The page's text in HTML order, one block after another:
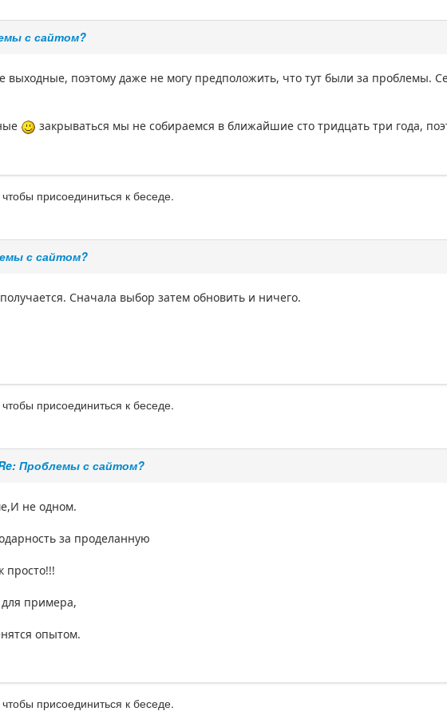
с сайтом?
выходные, поэтому даже не могу предположить, что тут были за проблемы.
закрываться мы не собираемся в ближайшие сто тридцать три года,
чтобы присоединиться к беседе.
с сайтом?
Сначала выбор затем обновить и ничего.
чтобы присоединиться к беседе.
Проблемы с сайтом?
не одном.
за проделанную
просто!!!
примера,
опытом.
чтобы присоединиться к беседе.